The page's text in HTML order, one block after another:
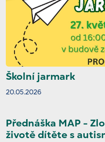
Školní jarmark
20.05.2026
Přednáška MAP -
životě dítěte s